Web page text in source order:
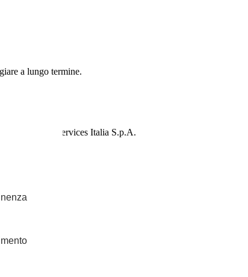
a lungo termine.
Financial Services Italia S.p.A.